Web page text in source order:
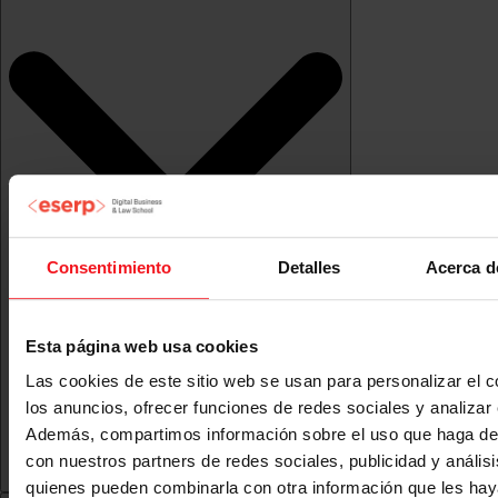
Consentimiento Detalles Acerca
Esta página web usa cookies
Las cookies de este sitio web se usan para personalizar el
los anuncios, ofrecer funciones de redes sociales y analizar
Además, compartimos información sobre el uso que haga
con nuestros partners de redes sociales, publicidad y
quienes pueden combinarla con otra información que les